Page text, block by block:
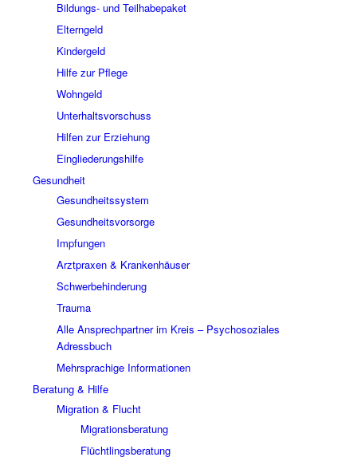
Bildungs- und Teilhabepaket
Elterngeld
Kindergeld
Hilfe zur Pflege
Wohngeld
Unterhaltsvorschuss
Hilfen zur Erziehung
Eingliederungshilfe
Gesundheit
Gesundheitssystem
Gesundheitsvorsorge
Impfungen
Arztpraxen & Krankenhäuser
Schwerbehinderung
Trauma
Alle Ansprechpartner im Kreis – Psychosoziales
Adressbuch
Mehrsprachige Informationen
Beratung & Hilfe
Migration & Flucht
Migrationsberatung
Flüchtlingsberatung